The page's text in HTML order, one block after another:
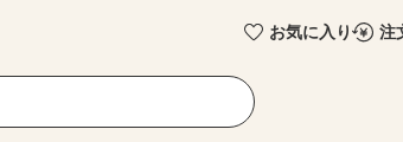
お気に入り 注